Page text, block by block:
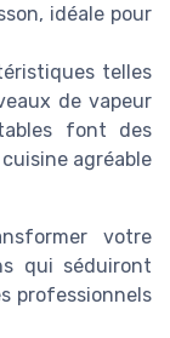
idéale pour
telles
de vapeur
font des
agréable
votre
qui séduiront
professionnels